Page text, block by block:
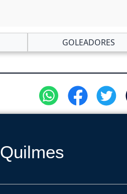
GOLEADORES
Quilmes